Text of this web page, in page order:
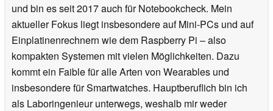
und bin es seit 2017 auch für Notebookcheck. Mein
aktueller Fokus liegt insbesondere auf Mini-PCs und auf
Einplatinenrechnern wie dem Raspberry Pi – also
kompakten Systemen mit vielen Möglichkeiten. Dazu
kommt ein Faible für alle Arten von Wearables und
insbesondere für Smartwatches. Hauptberuflich bin ich
als Laboringenieur unterwegs, weshalb mir weder